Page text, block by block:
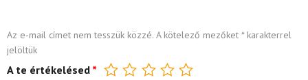
Az e-mail címet nem tesszük közzé. A kötelező mezőket *karakterrel
jelöltük
A te értékelésed *